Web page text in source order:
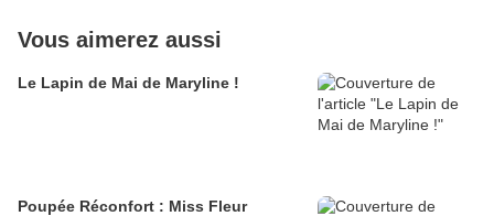
Vous aimerez aussi
Le Lapin de Mai de Maryline !
Poupée Réconfort : Miss Fleur